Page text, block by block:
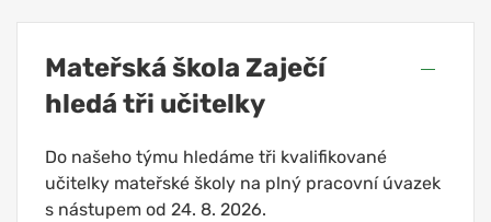
Mateřská škola Zaječí
hledá tři učitelky
Do našeho týmu hledáme tři kvalifikované
učitelky mateřské školy na plný pracovní úvazek
s nástupem od 24. 8. 2026.